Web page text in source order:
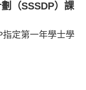
（SSSDP）課
指定第一年學士學